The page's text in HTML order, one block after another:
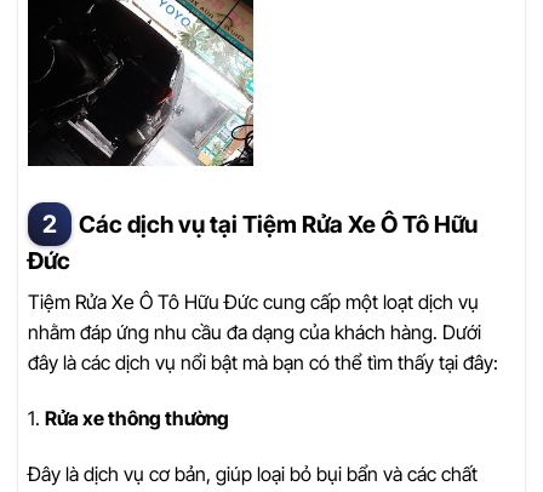
Các dịch vụ tại Tiệm Rửa Xe Ô Tô Hữu
Đức
Tiệm Rửa Xe Ô Tô Hữu Đức cung cấp một loạt dịch vụ
nhằm đáp ứng nhu cầu đa dạng của khách hàng. Dưới
đây là các dịch vụ nổi bật mà bạn có thể tìm thấy tại đây:
1. Rửa xe thông thường
Đây là dịch vụ cơ bản, giúp loại bỏ bụi bẩn và các chất